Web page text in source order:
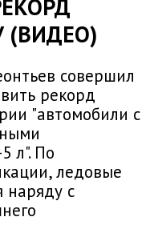
(ВИДЕО)
совершил
рекорд
"автомобили с
л". По
ледовые
наряду с